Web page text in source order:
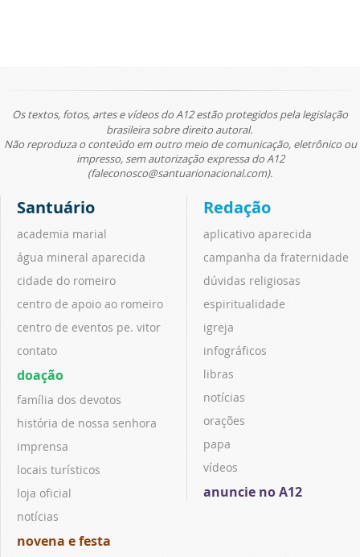
Os textos, fotos, artes e vídeos do A12 estão protegidos pela legislação
brasileira sobre direito autoral.
Não reproduza o conteúdo em outro meio de comunicação, eletrônico ou
impresso, sem autorização expressa do A12
(faleconosco@santuarionacional.com).
Santuário
academia marial
água mineral aparecida
cidade do romeiro
centro de apoio ao romeiro
centro de eventos pe. vitor
contato
doação
família dos devotos
história de nossa senhora
imprensa
locais turísticos
loja oficial
notícias
novena e festa
Redação
aplicativo aparecida
campanha da fraternidade
dúvidas religiosas
espiritualidade
igreja
infográficos
libras
notícias
orações
papa
vídeos
anuncie no A12